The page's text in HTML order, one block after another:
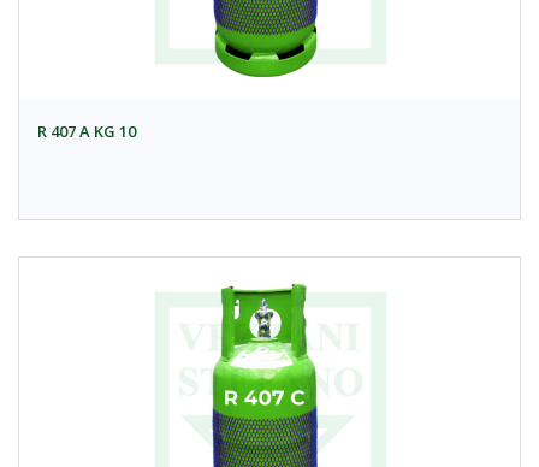
R 407 A KG 10